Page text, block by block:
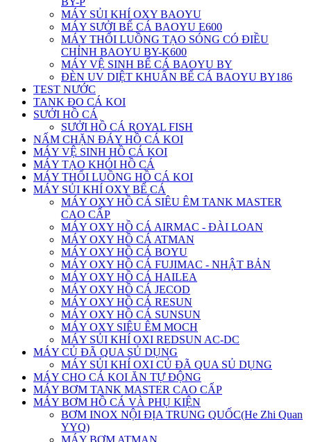
MÁY SỦI KHÍ OXY BAOYU
MÁY SƯỞI BỂ CÁ BAOYU E600
MÁY THỔI LUỒNG TẠO SÓNG CÓ ĐIỀU
CHỈNH BAOYU BY-K600
MÁY VỆ SINH BỂ CÁ BAOYU BY
ĐÈN UV DIỆT KHUẨN BỂ CÁ BAOYU BY186
TEST NƯỚC
TANK ĐO CÁ KOI
SƯỞI HỒ CÁ
SƯỞI HỒ CÁ ROYAL FISH
NẤM CHẶN ĐÁY HỒ CÁ KOI
MÁY VỆ SINH HỒ CÁ KOI
MÁY TẠO KHÓI HỒ CÁ
MÁY THỔI LUỒNG HỒ CÁ KOI
MÁY SỦI KHÍ OXY BỂ CÁ
MÁY OXY HỒ CÁ SIÊU ÊM TANK MASTER
CAO CẤP
MÁY OXY HỒ CÁ AIRMAC - ĐÀI LOAN
MÁY OXY HỒ CÁ ATMAN
MÁY OXY HỒ CÁ BOYU
MÁY OXY HỒ CÁ FUJIMAC - NHẬT BẢN
MÁY OXY HỒ CÁ HAILEA
MÁY OXY HỒ CÁ JECOD
MÁY OXY HỒ CÁ RESUN
MÁY OXY HỒ CÁ SUNSUN
MÁY OXY SIÊU ÊM MOCH
MÁY SỦI KHÍ OXI REDSUN AC-DC
MÁY CỦ ĐÃ QUA SỦ DỤNG
MÁY SỦI KHÍ OXI CỦ ĐÃ QUA SỦ DỤNG
MÁY CHO CÁ KOI ĂN TỰ ĐỘNG
MÁY BƠM TANK MASTER CAO CẤP
MÁY BƠM HỒ CÁ VÀ PHỤ KIỆN
BƠM INOX NỘI ĐỊA TRUNG QUỐC(He Zhi Quan
YYQ)
MÁY BƠM ATMAN